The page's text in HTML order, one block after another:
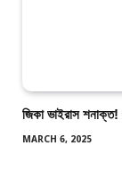
জিকা ভাইরাস শনাক্ত!
MARCH 6, 2025